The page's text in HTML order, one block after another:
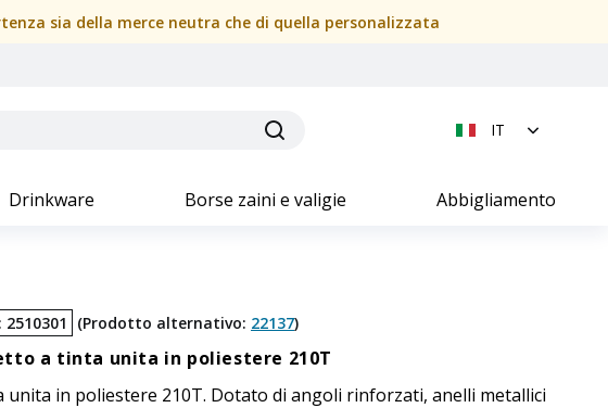
sia della merce neutra che di quella personalizzata
IT
Drinkware Borse zaini e valigie Abbigliamento
: 2510301 (Prodotto alternativo: 22137)
a tinta unita in poliestere 210T
unita in poliestere 210T. Dotato di angoli rinforzati, anelli metallici